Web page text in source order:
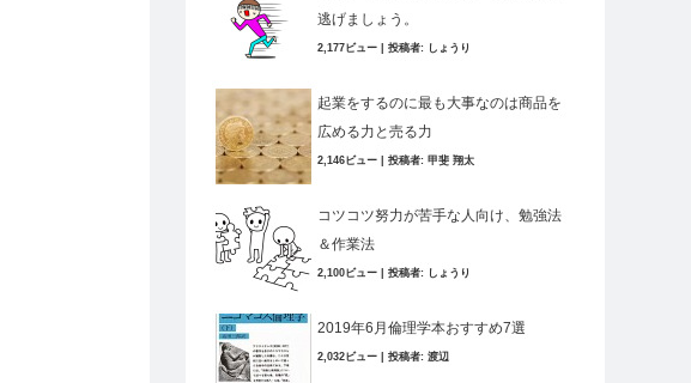
逃げましょう。
2,177ビュー 投稿者: しょうり
起業をするのに最も大事なのは商品を
広める力と売る力
2,146ビュー 投稿者: 甲斐 翔太
コツコツ努力が苦手な人向け、勉強法
＆作業法
2,100ビュー 投稿者: しょうり
2019年6月倫理学本おすすめ7選
2,032ビュー 投稿者: 渡辺